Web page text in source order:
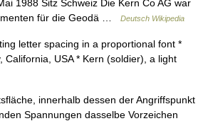
1988 Sitz Schweiz Die Kern Co AG war
für die Geodä …
Deutsch Wikipedia
letter spacing in a proportional font *
USA * Kern (soldier), a light
innerhalb dessen der Angriffspunkt
Spannungen dasselbe Vorzeichen